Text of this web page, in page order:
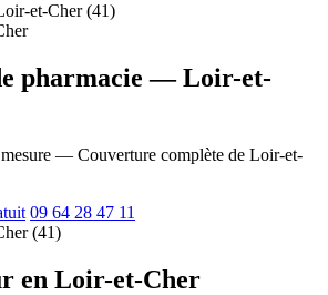
et-Cher (41)
pharmacie — Loir-et-
— Couverture complète de Loir-et-
09 64 28 47 11
(41)
en Loir-et-Cher